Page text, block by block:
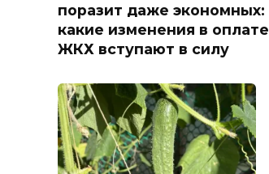
поразит даже экономных:
какие изменения в оплате
ЖКХ вступают в силу